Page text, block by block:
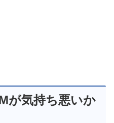
が気持ち悪いか